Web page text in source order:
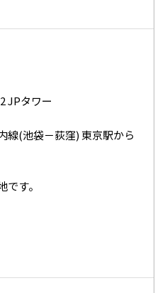
JPタワー
線(池袋－荻窪) 東京駅から
す。